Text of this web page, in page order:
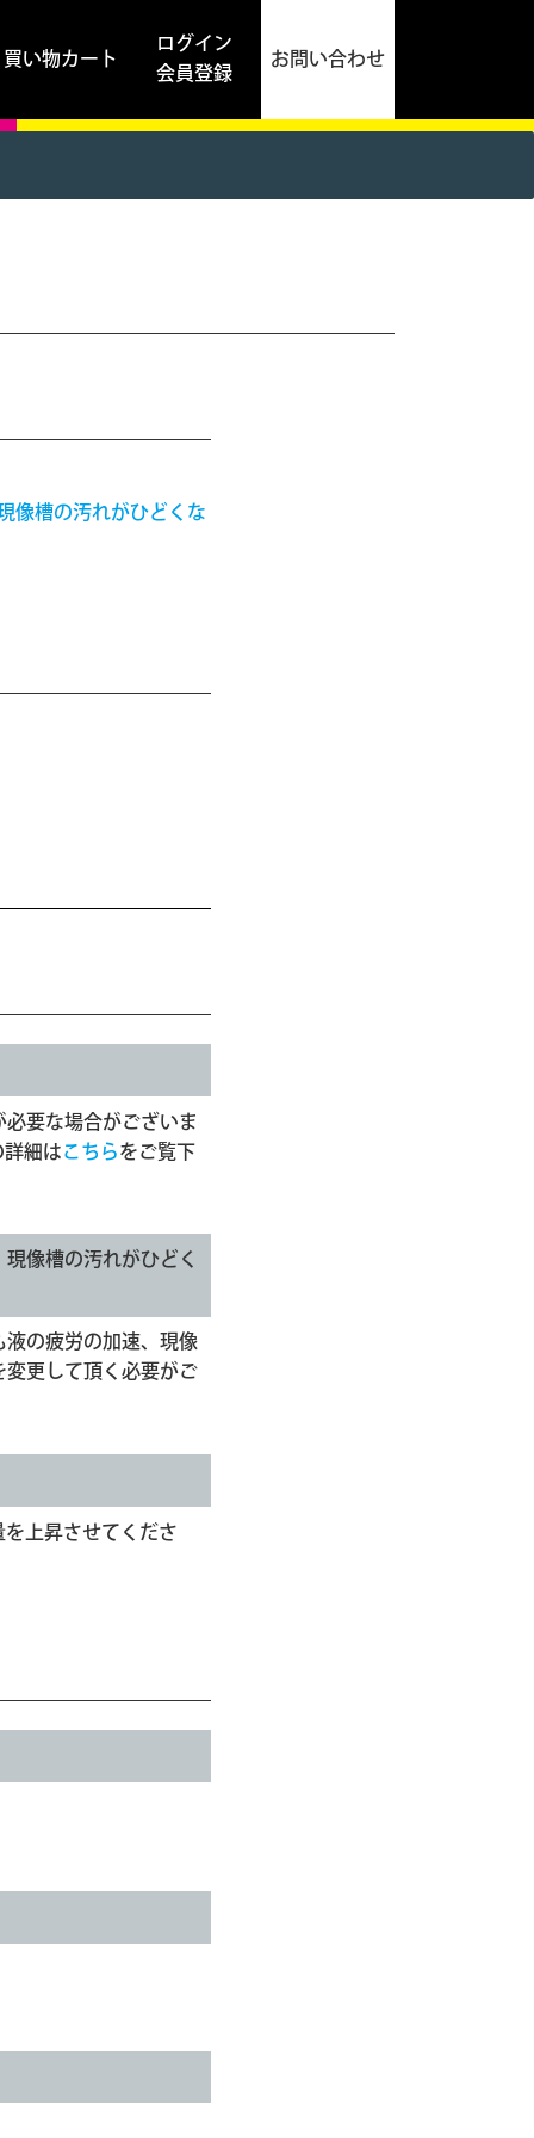
買い物カート
ログイン
会員登録
お問い合わせ
像槽の汚れがひどくな
要な場合がございま
細はこちらをご覧下
像槽の汚れがひどく
の疲労の加速、現像
更して頂く必要がご
上昇させてくださ